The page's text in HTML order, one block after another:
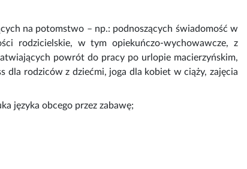
na potomstwo – np.: podnoszących świadomość w
rodzicielskie, w tym opiekuńczo-wychowawcze, z
powrót do pracy po urlopie macierzyńskim,
rodziców z dziećmi, joga dla kobiet w ciąży, zajęcia
języka obcego przez zabawę;